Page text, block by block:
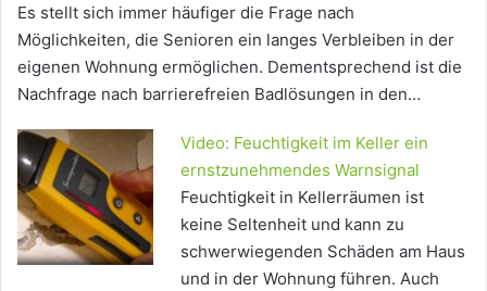
Es stellt sich immer häufiger die Frage nach
Möglichkeiten, die Senioren ein langes Verbleiben in der
eigenen Wohnung ermöglichen. Dementsprechend ist die
Nachfrage nach barrierefreien Badlösungen in den…
Video: Feuchtigkeit im Keller ein
ernstzunehmendes Warnsignal
Feuchtigkeit in Kellerräumen ist
keine Seltenheit und kann zu
schwerwiegenden Schäden am Haus
und in der Wohnung führen. Auch